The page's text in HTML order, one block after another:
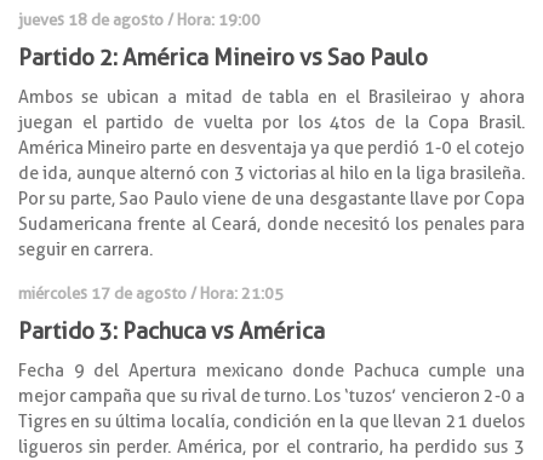
jueves 18 de agosto / Hora: 19:00
Partido 2: América Mineiro vs Sao Paulo
Ambos se ubican a mitad de tabla en el Brasileirao y ahora
juegan el partido de vuelta por los 4tos de la Copa Brasil.
América Mineiro parte en desventaja ya que perdió 1-0 el cotejo
de ida, aunque alternó con 3 victorias al hilo en la liga brasileña.
Por su parte, Sao Paulo viene de una desgastante llave por Copa
Sudamericana frente al Ceará, donde necesitó los penales para
seguir en carrera.
miércoles 17 de agosto / Hora: 21:05
Partido 3: Pachuca vs América
Fecha 9 del Apertura mexicano donde Pachuca cumple una
mejor campaña que su rival de turno. Los ‘tuzos’ vencieron 2-0 a
Tigres en su última localía, condición en la que llevan 21 duelos
ligueros sin perder. América, por el contrario, ha perdido sus 3